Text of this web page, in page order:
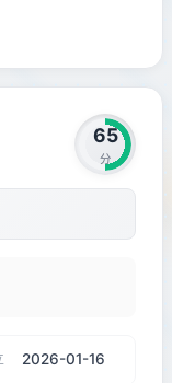
65
分
2026-01-16